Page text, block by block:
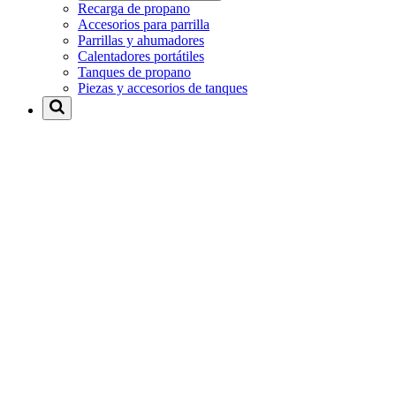
Recarga de propano
Accesorios para parrilla
Parrillas y ahumadores
Calentadores portátiles
Tanques de propano
Piezas y accesorios de tanques